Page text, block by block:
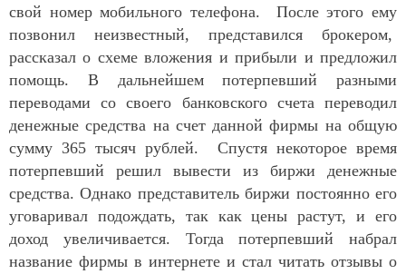
свой номер мобильного телефона. После этого ему
позвонил неизвестный, представился брокером,
рассказал о схеме вложения и прибыли и предложил
помощь. В дальнейшем потерпевший разными
переводами со своего банковского счета переводил
денежные средства на счет данной фирмы на общую
сумму 365 тысяч рублей. Спустя некоторое время
потерпевший решил вывести из биржи денежные
средства. Однако представитель биржи постоянно его
уговаривал подождать, так как цены растут, и его
доход увеличивается. Тогда потерпевший набрал
название фирмы в интернете и стал читать отзывы о